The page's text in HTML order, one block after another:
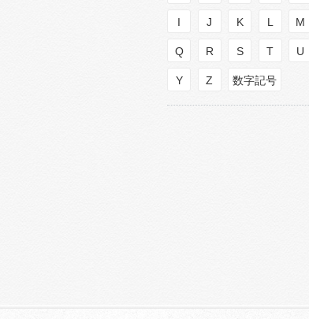
I J K L M
Q R S T U
Y Z 数字記号